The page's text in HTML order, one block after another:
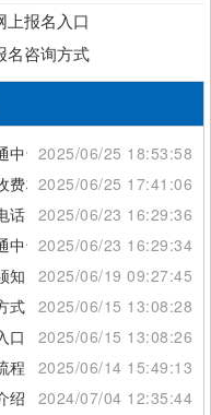
上报名入口
名咨询方式
中专招生地点
2025/06/25 18:53:58
费标准2025/06/25 17:41:06
话 2025/06/23 16:29:36
中专专业列表
2025/06/23 16:29:34
知
2025/06/19 09:27:45
式 2025/06/15 13:08:28
口
2025/06/15 13:08:26
程
2025/06/14 15:49:13
绍
2024/07/04 12:35:44